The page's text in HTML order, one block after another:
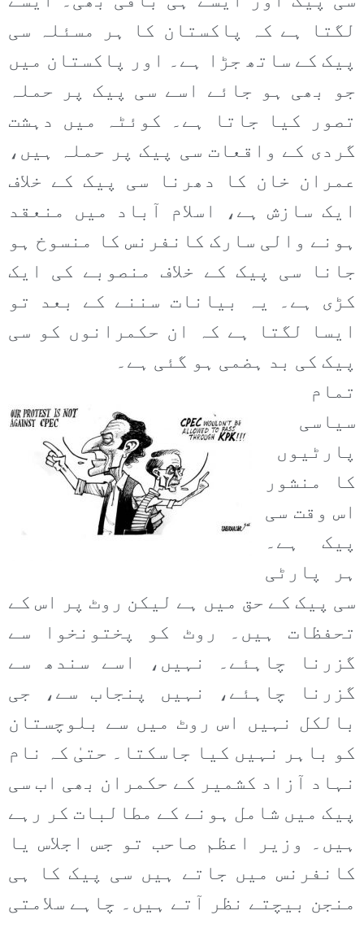
لگتا ہے کہ پاکستان کا ہر مسئلہ سی
پیک کے ساتھ جڑا ہے۔ اور پاکستان میں
جو بھی ہو جائے اسے سی پیک پر حملہ
تصور کیا جاتا ہے۔ کوئٹہ میں دہشت
گردی کے واقعات سی پیک پر حملہ ہیں،
عمران خان کا دھرنا سی پیک کے خلاف
ایک سازش ہے، اسلام آباد میں منعقد
ہونے والی سارک کانفرنس کا منسوخ ہو
جانا سی پیک کے خلاف منصوبے کی ایک
کڑی ہے۔ یہ بیانات سننے کے بعد تو
ایسا لگتا ہے کہ ان حکمرانوں کو سی
پیک کی بد ہضمی ہو گئی ہے۔
تمام
سیاسی
پارٹیوں
کا منشور
اس وقت سی
پیک ہے۔
ہر پارٹی
سی پیک کے حق میں ہے لیکن روٹ پر اس کے
تحفظات ہیں۔ روٹ کو پختونخوا سے
گزرنا چاہئے۔ نہیں، اسے سندھ سے
گزرنا چاہئے، نہیں پنجاب سے، جی
بالکل نہیں اس روٹ میں سے بلوچستان
کو باہر نہیں کیا جاسکتا۔ حتیٰ کہ نام
نہاد آزاد کشمیر کے حکمران بھی اب سی
پیک میں شامل ہونے کے مطالبات کر رہے
ہیں۔ وزیر اعظم صاحب تو جس اجلاس یا
کانفرنس میں جاتے ہیں سی پیک کا ہی
منجن بیچتے نظر آتے ہیں۔ چاہے سلامتی